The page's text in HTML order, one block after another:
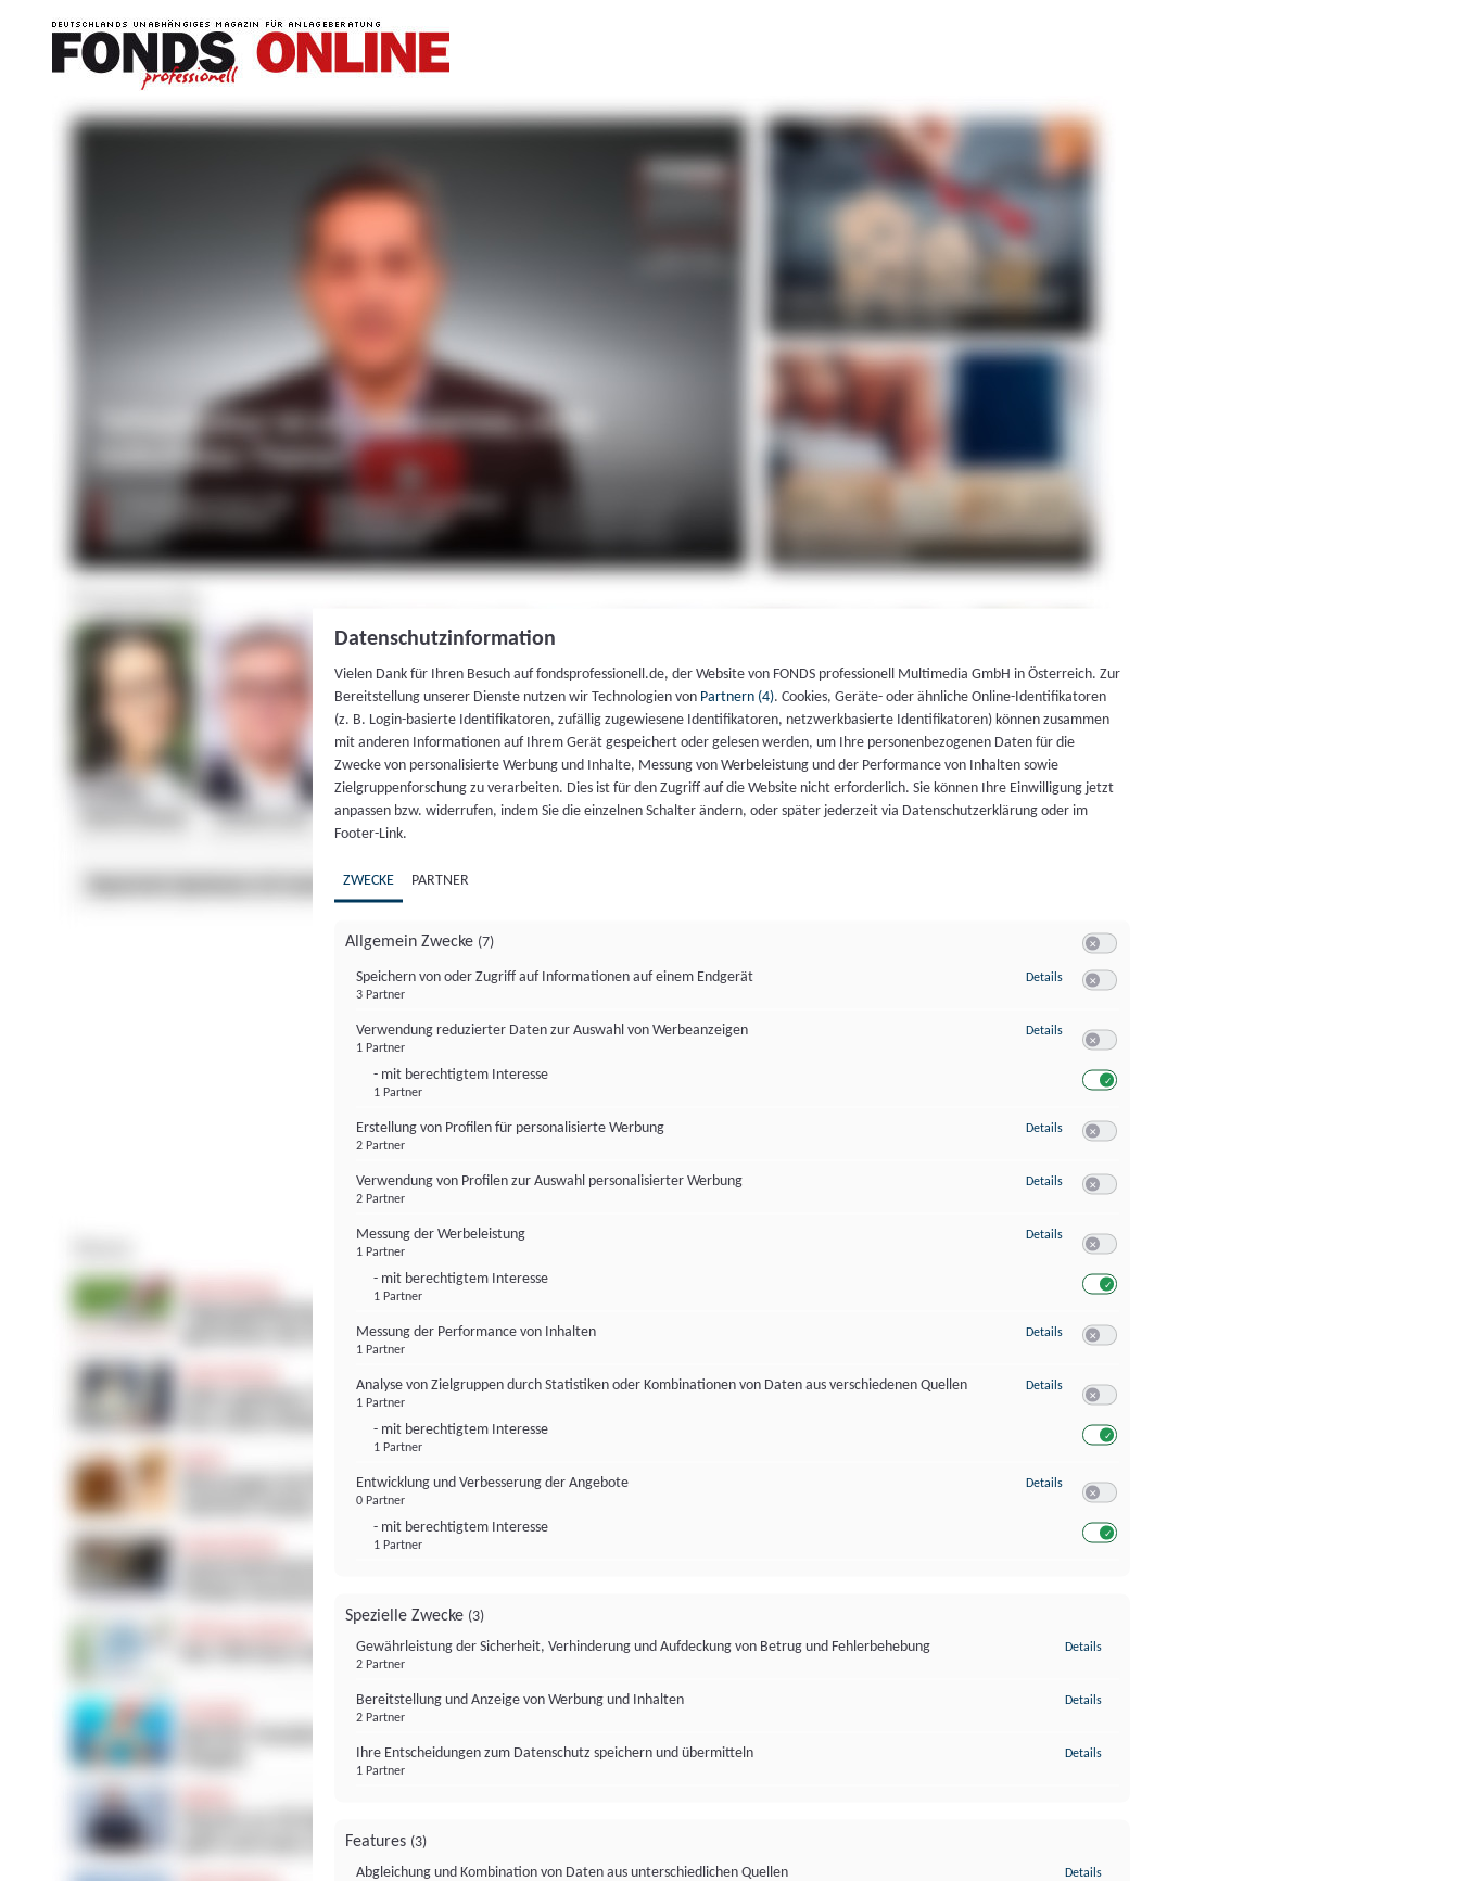
Datenschutzinformation
Vielen Dank für Ihren Besuch auf fondsprofessionell.de, der Website von FONDS professionell Multimedia GmbH in Österreich. Zur
Bereitstellung unserer Dienste nutzen wir Technologien von Partnern (4). Cookies, Geräte- oder ähnliche Online-Identifikatoren
(z. B. Login-basierte Identifikatoren, zufällig zugewiesene Identifikatoren, netzwerkbasierte Identifikatoren) können zusammen
mit anderen Informationen auf Ihrem Gerät gespeichert oder gelesen werden, um Ihre personenbezogenen Daten für die
Zwecke von personalisierte Werbung und Inhalte, Messung von Werbeleistung und der Performance von Inhalten sowie
Zielgruppenforschung zu verarbeiten. Dies ist für den Zugriff auf die Website nicht erforderlich. Sie können Ihre Einwilligung jetzt
anpassen bzw. widerrufen, indem Sie die einzelnen Schalter ändern, oder später jederzeit via Datenschutzerklärung oder im
Footer-Link.
ZWECKE PARTNER
Allgemein Zwecke (7)
Speichern von oder Zugriff auf Informationen auf einem Endgerät
3 Partner
Details zu Speichern von oder Zugriff auf Informationen auf einem Endgerät
Verwendung reduzierter Daten zur Auswahl von Werbeanzeigen
1 Partner
- mit berechtigtem Interesse
1 Partner
Details zu Verwendung reduzierter Daten zur Auswahl von Werbeanzeigen
Erstellung von Profilen für personalisierte Werbung
2 Partner
Details zu Erstellung von Profilen für personalisierte Werbung
Verwendung von Profilen zur Auswahl personalisierter Werbung
2 Partner
Details zu Verwendung von Profilen zur Auswahl personalisierter Werbung
Messung der Werbeleistung
1 Partner
- mit berechtigtem Interesse
1 Partner
Details zu Messung der Werbeleistung
Messung der Performance von Inhalten
1 Partner
Details zu Messung der Performance von Inhalten
Analyse von Zielgruppen durch Statistiken oder Kombinationen von Daten aus verschiedenen Quellen
1 Partner
- mit berechtigtem Interesse
1 Partner
Details zu Analyse von Zielgruppen durch Statistiken oder Kombinationen von
Entwicklung und Verbesserung der Angebote
0 Partner
- mit berechtigtem Interesse
1 Partner
Details zu Entwicklung und Verbesserung der Angebote
Spezielle Zwecke (3)
Gewährleistung der Sicherheit, Verhinderung und Aufdeckung von Betrug und Fehlerbehebung
2 Partner
Details
Bereitstellung und Anzeige von Werbung und Inhalten
2 Partner
Details
Ihre Entscheidungen zum Datenschutz speichern und übermitteln
1 Partner
Details
Features (3)
Abgleichung und Kombination von Daten aus unterschiedlichen Quellen
Details